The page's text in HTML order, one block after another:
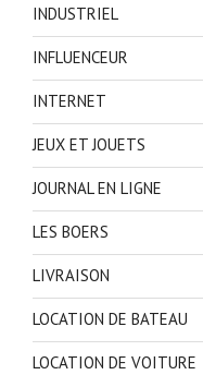
INDUSTRIEL
INFLUENCEUR
INTERNET
JEUX ET JOUETS
JOURNAL EN LIGNE
LES BOERS
LIVRAISON
LOCATION DE BATEAU
LOCATION DE VOITURE